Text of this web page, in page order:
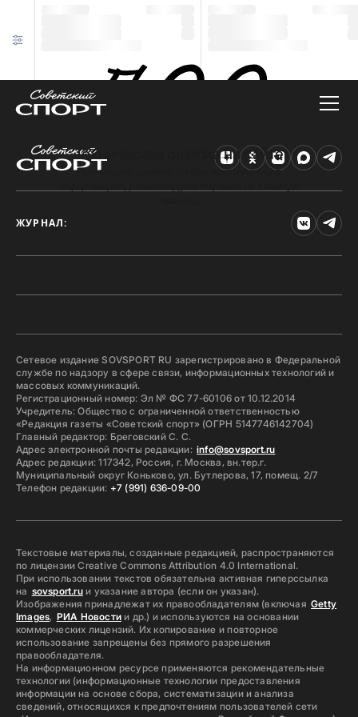
Техническая ошибка на сайте
Произошла ошибка. Чтобы найти нужную
ЖУРНАЛ:
Сетевое издание SOVSPORT RU зарегистрировано в Федеральной
службе по надзору в сфере связи, информационных технологий и
массовых коммуникаций.
Регистрационный номер: Эл № ФС 77-60106 от 10.12.2014
Учредитель: Общество с ограниченной ответственностью
«Редакция газеты «Советский спорт» (ОГРН 5147746142704)
Главный редактор: Бреговский С. С.
Адрес электронной почты редакции: info@sovsport.ru
Адрес редакции: 117342, Россия, г. Москва, вн.тер.г.
Муниципальный округ Коньково, ул. Бутлерова, 17, помещ. 2/7
Телефон редакции: +7 (991) 636-09-00
Текстовые материалы, созданные редакцией, распространяются
по лицензии Creative Commons Attribution 4.0 International.
При использовании текстов обязательна активная гиперссылка
на sovsport.ruи указание автора (если он указан).
Изображения принадлежат их правообладателям (включая Getty
Images, РИА Новостии др.) и используются на основании
коммерческих лицензий. Их копирование и повторное
использование запрещены без прямого разрешения
правообладателя.
На информационном ресурсе применяются рекомендательные
технологии (информационные технологии предоставления
информации на основе сбора, систематизации и анализа
сведений, относящихся к предпочтениям пользователей сети